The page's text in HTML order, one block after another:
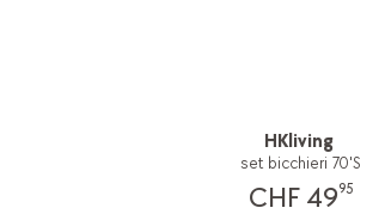
HKliving
set bicchieri 70'S
CHF 4995